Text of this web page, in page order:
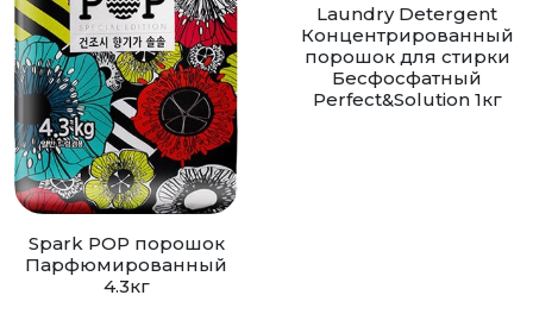
Spark POP порошок
Парфюмированный
4.3кг
Laundry Detergent
Концентрированный
порошок для стирки
Бесфосфатный
Perfect&Solution 1кг